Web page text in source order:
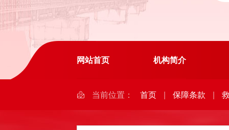
网站首页 机构简介
当前位置： 首页 | 保障条款 |